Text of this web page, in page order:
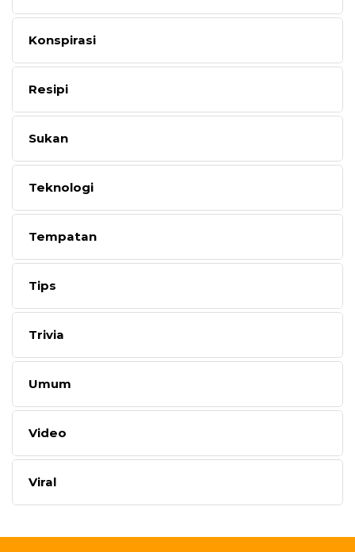
Konspirasi
Resipi
Sukan
Teknologi
Tempatan
Tips
Trivia
Umum
Video
Viral